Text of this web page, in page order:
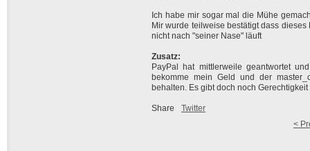
Ich habe mir sogar mal die Mühe
Mir wurde teilweise bestätigt dass
nicht nach "seiner Nase" läuft
Zusatz:
PayPal hat mittlerweile geantwortet
bekomme mein Geld und der
behalten. Es gibt doch noch
Share
Twitter
<